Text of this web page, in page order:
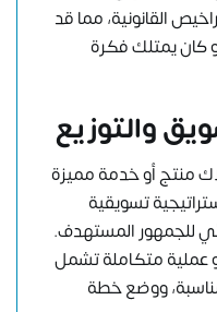
القانونية، مما قد
يمتلك فكرة
منتج أو خدمة مميزة
تسويقية
للجمهور المستهدف.
عملية متكاملة تشمل
ووضع خطة